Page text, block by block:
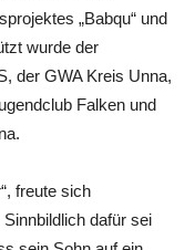
„Babqu“ und
wurde der
der GWA Kreis Unna,
Falken und
freute sich
dafür sei